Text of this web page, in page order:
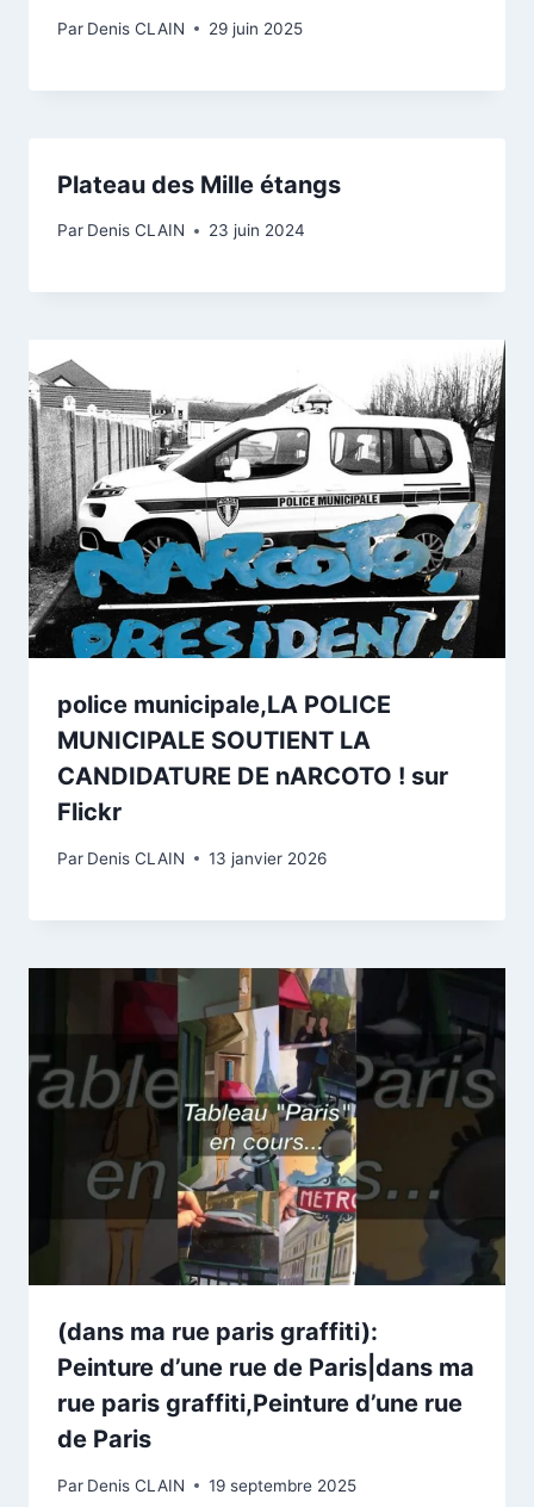
Par Denis CLAIN 29 juin 2025
Plateau des Mille étangs
Par Denis CLAIN 23 juin 2024
police municipale,LA POLICE
MUNICIPALE SOUTIENT LA
CANDIDATURE DE nARCOTO ! sur
Flickr
Par Denis CLAIN 13 janvier 2026
(dans ma rue paris graffiti):
Peinture d’une rue de Paris|dans ma
rue paris graffiti,Peinture d’une rue
de Paris
Par Denis CLAIN 19 septembre 2025